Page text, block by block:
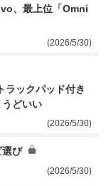
、最上位「Omni
(2026/5/30)
ラックパッド付き
どいい
(2026/5/30)
選び
(2026/5/30)